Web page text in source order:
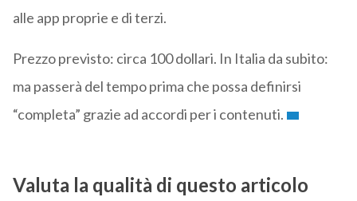
alle app proprie e di terzi.
Prezzo previsto: circa 100 dollari. In Italia da subito:
ma passerà del tempo prima che possa definirsi
“completa” grazie ad accordi per i contenuti.
Valuta la qualità di questo articolo